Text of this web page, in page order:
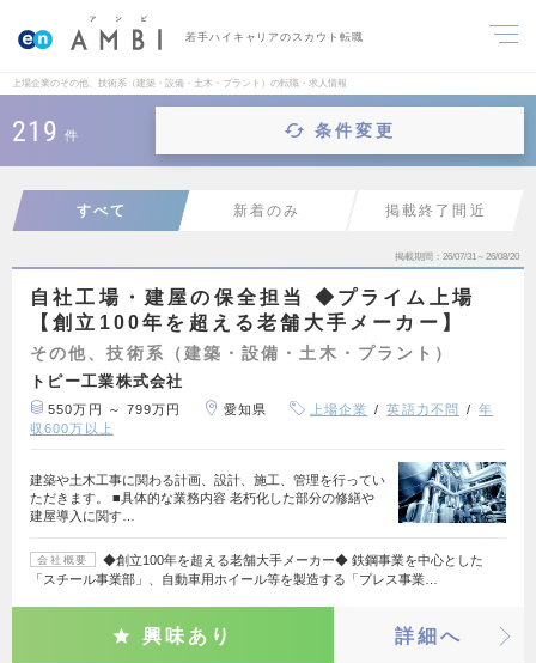
若手ハイキャリアのスカウト転職
上場企業のその他、技術系（建築・設備・土木・プラント）の転職・求人情報
219 件 条件変更
すべて 新着のみ 掲載終了間近
掲載期間 26/07/31～26/08/20
自社工場・建屋の保全担当 ◆プライム上場
【創立100年を超える老舗大手メーカー】
その他、技術系（建築・設備・土木・プラント）
トピー工業株式会社
550万円 ～ 799万円 愛知県 上場企業 英語力不問
年
収600万以上
建築や土木工事に関わる計画、設計、施工、管理を行ってい
ただきます。 ■具体的な業務内容 老朽化した部分の修繕や
建屋導入に関す…
会社概要
◆創立100年を超える老舗大手メーカー◆ 鉄鋼事業を中心とした
「スチール事業部」、自動車用ホイール等を製造する「プレス事業…
興味あり 詳細へ